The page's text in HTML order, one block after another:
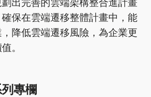
出完善的雲端架構整合進計畫
保在雲端遷移整體計畫中，能
降低雲端遷移風險，為企業更
。
專欄